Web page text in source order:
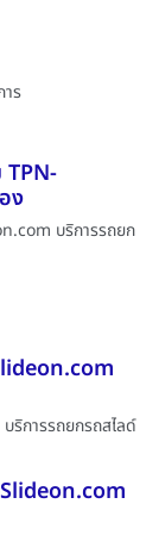
ร
TPN-
ง
บริการรถยก
ริการรถยกรถสไลด์